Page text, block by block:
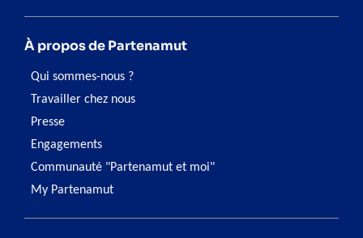
À propos de Partenamut
Qui sommes-nous ?
Travailler chez nous
Presse
Engagements
Communauté "Partenamut et moi"
My Partenamut